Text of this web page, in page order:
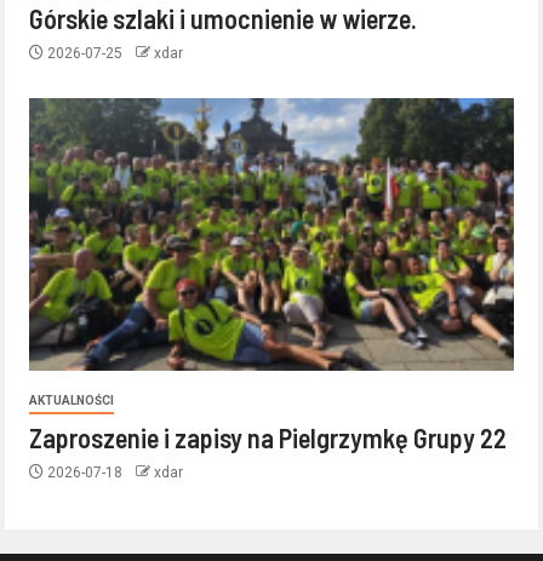
Górskie szlaki i umocnienie w wierze.
2026-07-25 xdar
AKTUALNOŚCI
Zaproszenie i zapisy na Pielgrzymkę Grupy 22
2026-07-18 xdar